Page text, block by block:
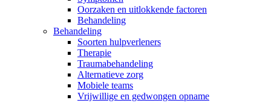
Oorzaken en uitlokkende factoren
Behandeling
Behandeling
Soorten hulpverleners
Therapie
Traumabehandeling
Alternatieve zorg
Mobiele teams
Vrijwillige en gedwongen opname